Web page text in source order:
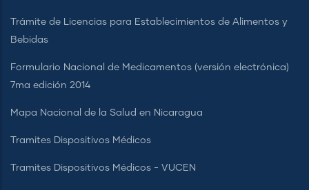
Trámite de Licencias para Establecimientos de Alimentos y
Bebidas
Formulario Nacional de Medicamentos (versión electrónica)
7ma edición 2014
Mapa Nacional de la Salud en Nicaragua
Tramites Dispositivos Médicos
Tramites Dispositivos Médicos - VUCEN